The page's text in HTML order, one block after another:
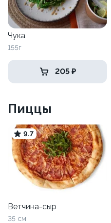
Чука
155г
205 ₽
Пиццы
9.7
Ветчина-сыр
35 см